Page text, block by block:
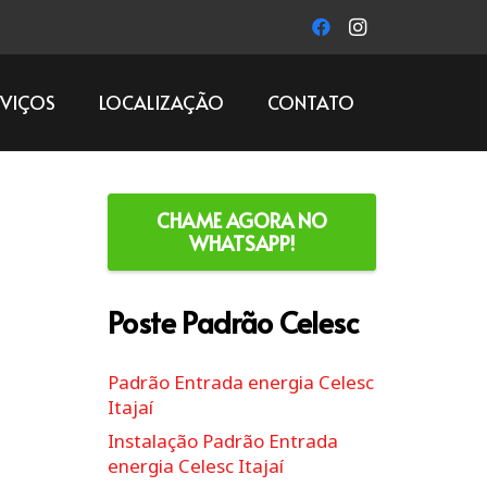
LOCALIZAÇÃO CONTATO
CHAME AGORA NO
WHATSAPP!
Poste Padrão Celesc
Padrão Entrada energia Celesc
Itajaí
Instalação Padrão Entrada
energia Celesc Itajaí